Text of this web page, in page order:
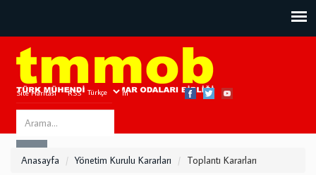
Site Haritası RSS Bize Ulaşın
Search
this
Anasayfa Yönetim Kurulu Kararları Toplantı Kararları